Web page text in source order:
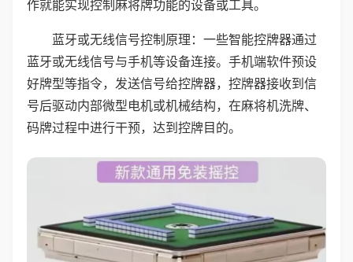
作就能实现控制麻将牌功能的设备或工具。
蓝牙或无线信号控制原理：一些智能控牌器通过
蓝牙或无线信号与手机等设备连接。手机端软件预设
好牌型等指令，发送信号给控牌器，控牌器接收到信
号后驱动内部微型电机或机械结构，在麻将机洗牌、
码牌过程中进行干预，达到控牌目的。